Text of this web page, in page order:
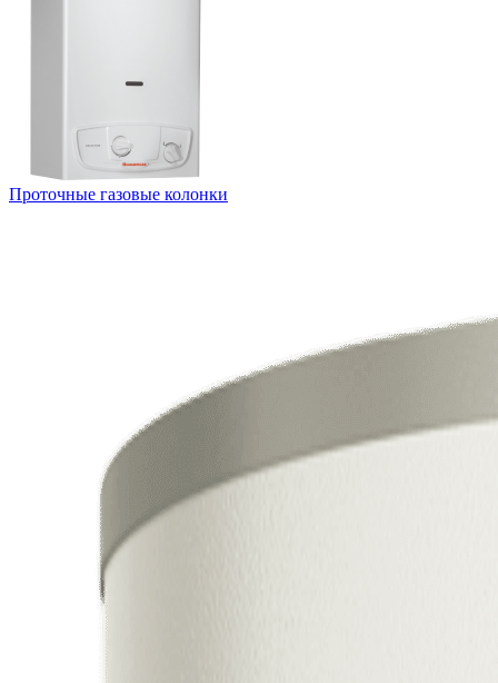
Проточные газовые колонки